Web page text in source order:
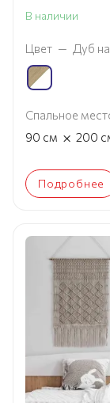
В наличии
Цвет — Дуб
Спальное
90 см × 200
Подробнее